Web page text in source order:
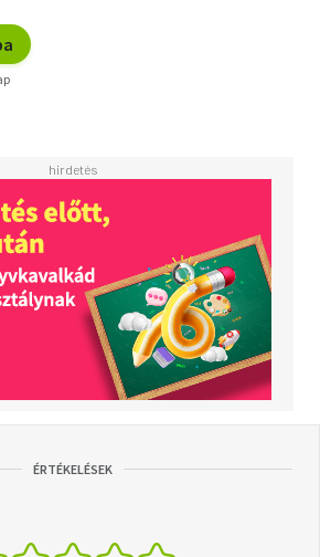
ÉRTÉKELÉSEK